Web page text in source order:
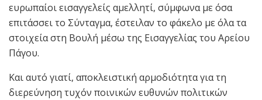
ευρωπαίοι εισαγγελείς αμελλητί, σύμφωνα με όσα
επιτάσσει το Σύνταγμα, έστειλαν το φάκελο με όλα τα
στοιχεία στη Βουλή μέσω της Εισαγγελίας του Αρείου
Πάγου.
Και αυτό γιατί, αποκλειστική αρμοδιότητα για τη
διερεύνηση τυχόν ποινικών ευθυνών πολιτικών